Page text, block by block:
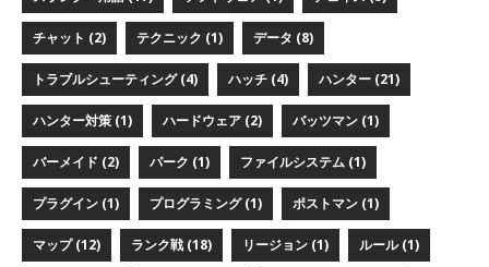
チャット (2) テクニック (1) データ (8)
トラブルシューティング (4) ハッチ (4) ハンター (21)
ハンター対策 (1) ハードウェア (2) バッツマン (1)
バーメイド (2) パーク (1) ファイルシステム (1)
プラグイン (1) プログラミング (1) ポストマン (1)
マップ (12) ランク戦 (18) リージョン (1) ルール (1)